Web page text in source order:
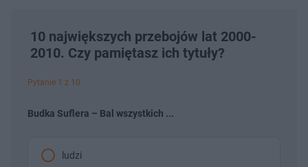
10 największych przebojów lat 2000-
2010. Czy pamiętasz ich tytuły?
Pytanie 1 z 10
Budka Suflera – Bal wszystkich ...
ludzi